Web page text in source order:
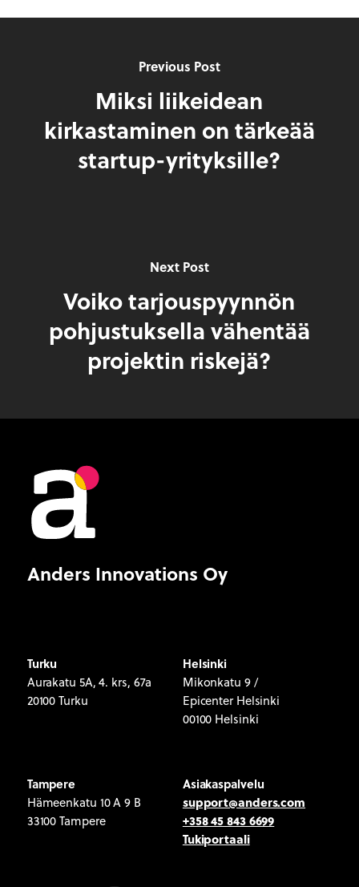
Previous Post
Miksi liikeidean
kirkastaminen on tärkeää
startup-yrityksille?
Next Post
Voiko tarjouspyynnön
pohjustuksella vähentää
projektin riskejä?
Anders Innovations Oy
Turku
Aurakatu 5A, 4. krs, 67a
20100 Turku
Helsinki
Mikonkatu 9 /
Epicenter Helsinki
00100 Helsinki
Tampere
Hämeenkatu 10 A 9 B
33100 Tampere
Asiakaspalvelu
support@anders.com
+358 45 843 6699
Tukiportaali